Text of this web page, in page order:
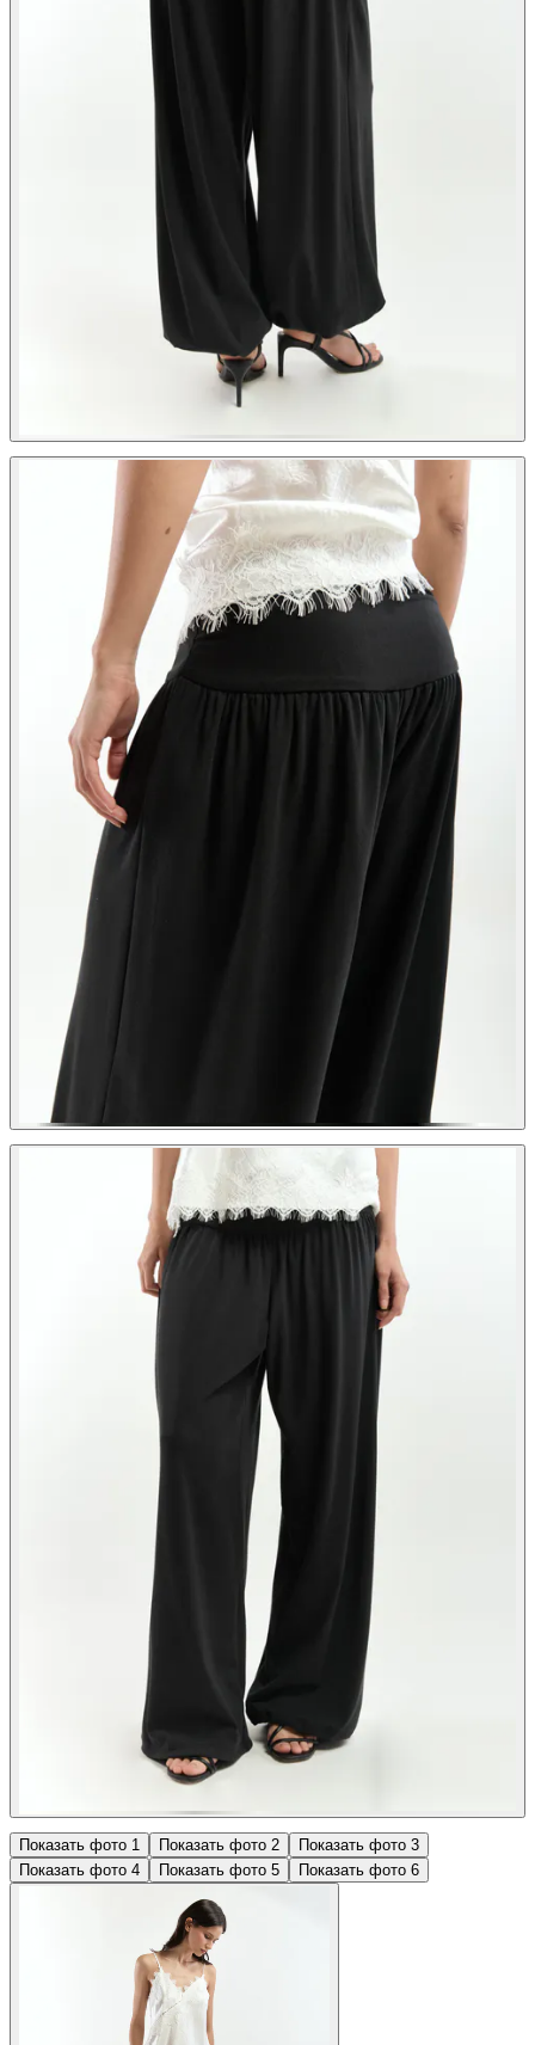
Показать фото 1 Показать фото 2 Показать фото 3
Показать фото 4 Показать фото 5 Показать фото 6